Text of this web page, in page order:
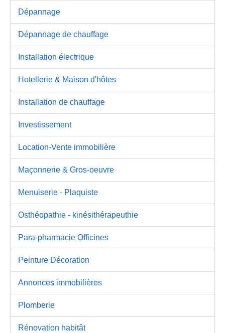
Dépannage
Dépannage de chauffage
Installation électrique
Hotellerie & Maison d'hôtes
Installation de chauffage
Investissement
Location-Vente immobilière
Maçonnerie & Gros-oeuvre
Menuiserie - Plaquiste
Osthéopathie - kinésithérapeuthie
Para-pharmacie Officines
Peinture Décoration
Annonces immobilières
Plomberie
Rénovation habitât